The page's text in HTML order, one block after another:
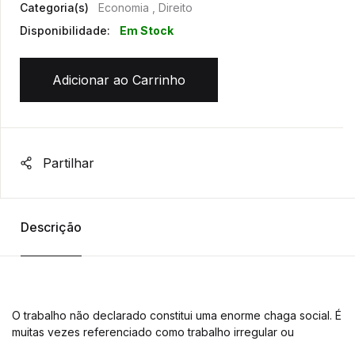
Categoria(s)
Economia , Direito
Disponibilidade:
Em Stock
Adicionar ao Carrinho
Partilhar
Descrição
O trabalho não declarado constitui uma enorme chaga social. É
muitas vezes referenciado como trabalho irregular ou